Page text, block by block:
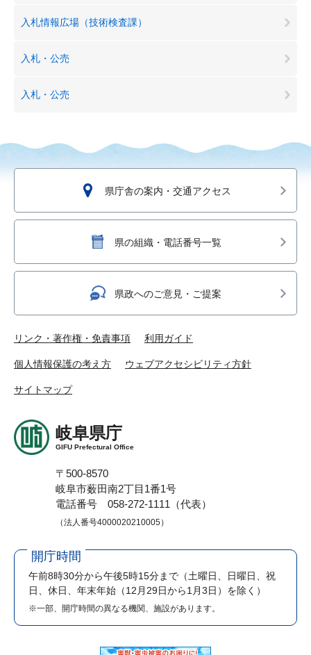
入札情報広場（技術検査課）
入札・公売
入札・公売
県庁舎の案内・交通アクセス
県の組織・電話番号一覧
県政へのご意見・ご提案
リンク・著作権・免責事項 利用ガイド
個人情報保護の考え方 ウェブアクセシビリティ方針
サイトマップ
岐阜県庁
GIFU Prefectural Office
〒500-8570
岐阜市薮田南2丁目1番1号
電話番号 058-272-1111（代表）
（法人番号4000020210005）
開庁時間
午前8時30分から午後5時15分まで （土曜日、日曜日、祝
日、休日、年末年始（12月29日から1月3日）を除く）
※一部、開庁時間の異なる機関、施設があります。